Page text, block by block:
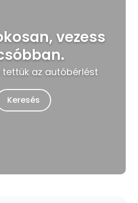
vezess
tettük az autóbérlést
Keresés